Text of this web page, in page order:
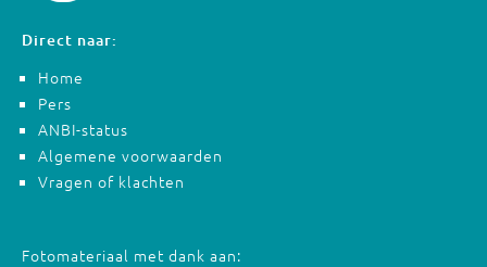
Direct naar:
Home
Pers
ANBI-status
Algemene voorwaarden
Vragen of klachten
Fotomateriaal met dank aan: